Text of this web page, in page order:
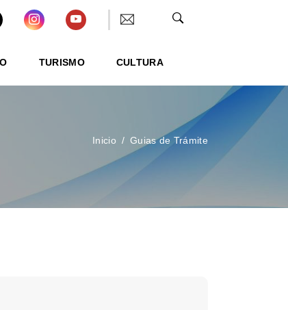
TURISMO CULTURA
Inicio Guias de Trámite